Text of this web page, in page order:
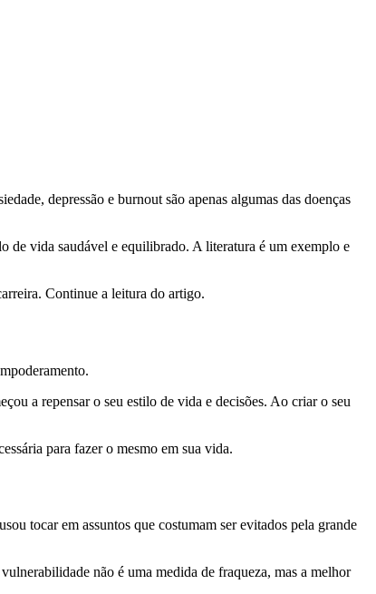
depressão e burnout são apenas algumas das doenças
de vida saudável e equilibrado. A literatura é um exemplo e
Continue a leitura do artigo.
a repensar o seu estilo de vida e decisões. Ao criar o seu
para fazer o mesmo em sua vida.
tocar em assuntos que costumam ser evitados pela grande
não é uma medida de fraqueza, mas a melhor